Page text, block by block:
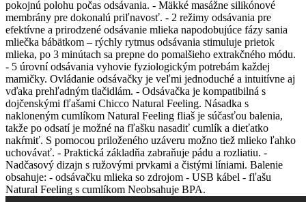
pokojnú polohu počas odsávania. - Mäkké masážne silikónové
membrány pre dokonalú priľnavosť. - 2 režimy odsávania pre
efektívne a prirodzené odsávanie mlieka napodobujúce fázy sania
mliečka bábätkom – rýchly rytmus odsávania stimuluje prietok
mlieka, po 3 minútach sa prepne do pomalšieho extrakčného módu.
- 5 úrovní odsávania vyhovie fyziologickým potrebám každej
mamičky. Ovládanie odsávačky je veľmi jednoduché a intuitívne aj
vďaka prehľadným tlačidlám. - Odsávačka je kompatibilná s
dojčenskými fľašami Chicco Natural Feeling. Násadka s
nakloneným cumlíkom Natural Feeling fliaš je súčasťou balenia,
takže po odsatí je možné na fľašku nasadiť cumlík a dieťatko
nakŕmiť. S pomocou priloženého uzáveru možno tiež mlieko ľahko
uchovávať. - Praktická základňa zabraňuje pádu a rozliatiu. -
Nadčasový dizajn s ružovými prvkami a čistými líniami. Balenie
obsahuje: - odsávačku mlieka so zdrojom - USB kábel - fľašu
Natural Feeling s cumlíkom Neobsahuje BPA.